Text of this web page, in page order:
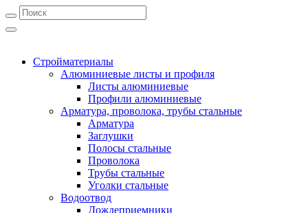
Стройматериалы
Алюминиевые листы и профиля
Листы алюминиевые
Профили алюминиевые
Арматура, проволока, трубы стальные
Арматура
Заглушки
Полосы стальные
Проволока
Трубы стальные
Уголки стальные
Водоотвод
Дождеприемники